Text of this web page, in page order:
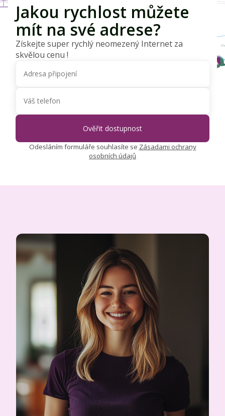
Jakou rychlost můžete
mít na své adrese?
Získejte super rychlý neomezený Internet za
skvělou cenu !
Odesláním formuláře souhlasíte se Zásadami ochrany
osobních údajů